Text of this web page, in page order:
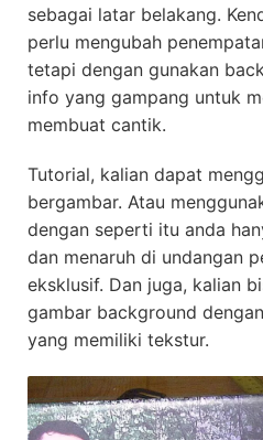
sebagai latar belakang.
perlu mengubah
tetapi dengan gunakan
info yang gampang untuk
membuat cantik.
Tutorial, kalian dapat
bergambar. Atau
dengan seperti itu anda
dan menaruh di undangan
eksklusif. Dan juga, kalian
gambar background
yang memiliki tekstur.